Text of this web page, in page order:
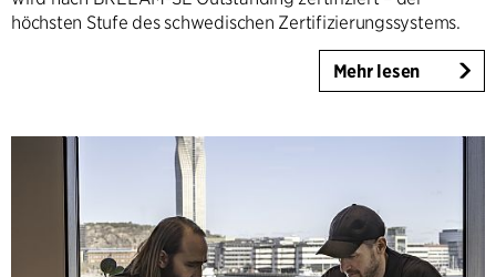
höchsten Stufe des schwedischen Zertifizierungssystems.
Mehr lesen